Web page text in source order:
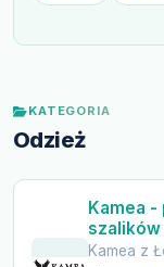
KATEGORIA
Odzież
Kamea -
szalików
Kamea z